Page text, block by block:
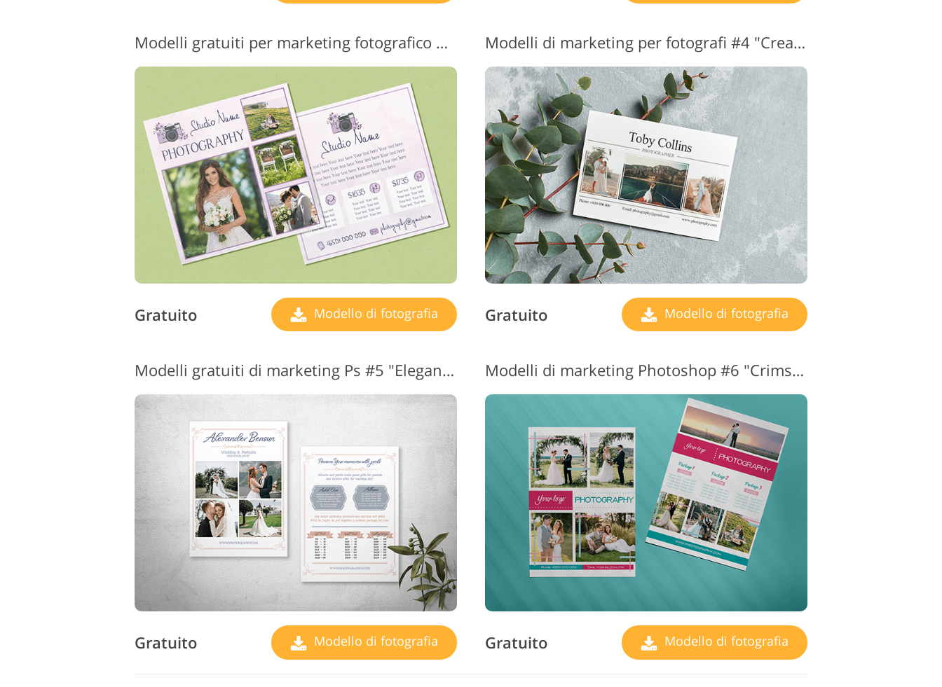
Modelli gratuiti per marketing fotografico #3 "Lilac"
Gratuito Modello di fotografia
Modelli di marketing per fotografi #4 "Creamy Wedding"
Gratuito Modello di fotografia
Modelli gratuiti di marketing Ps #5 "Elegant Wedding"
Gratuito Modello di fotografia
Modelli di marketing Photoshop #6 "Crimson"
Gratuito Modello di fotografia